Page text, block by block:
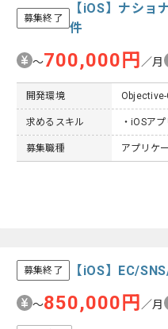
募集終了
【iOS】ナショ
件
〜700,000円 ／月
開発環境
求めるスキル ・iOSア
募集職種 アプリケ
募集終了 【iOS】EC/
〜850,000円 ／月